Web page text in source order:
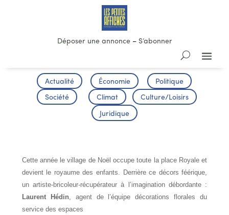
Déposer une annonce– S’abonner
Actualité Économie Politique
Société Climat Culture/Loisirs
Juridique
Cette année le village de Noël occupe toute la place Royale et
devient le royaume des enfants. Derrière ce décors féérique,
un artiste-bricoleur-récupérateur à l’imagination débordante :
Laurent Hédin , agent de l’équipe décorations florales du
service des espaces